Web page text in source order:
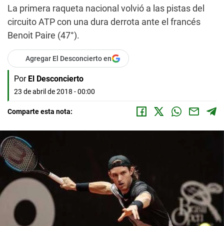
La primera raqueta nacional volvió a las pistas del
circuito ATP con una dura derrota ante el francés
Benoit Paire (47°).
Agregar El Desconcierto en
Por El Desconcierto
23 de abril de 2018 - 00:00
Comparte esta nota: